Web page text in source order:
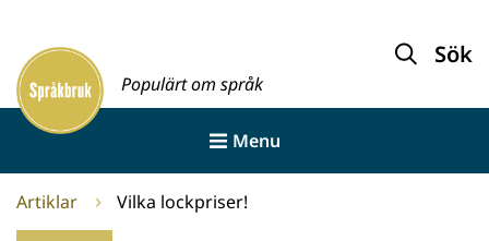
innehållet
Framsida
Populärt om språk
Sök
Menu
Artiklar Vilka lockpriser!